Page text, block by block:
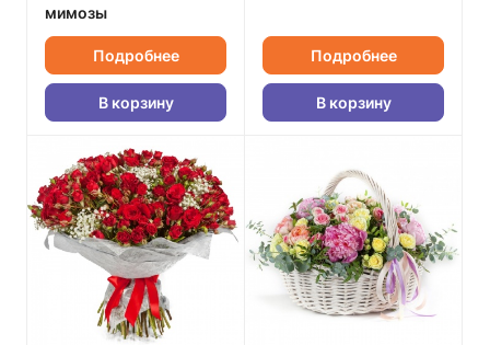
мимозы
Подробнее
В корзину
Подробнее
В корзину